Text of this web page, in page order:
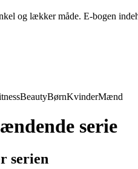
og lækker måde. E-bogen
BeautyBørnKvinderMænd
serie
serien